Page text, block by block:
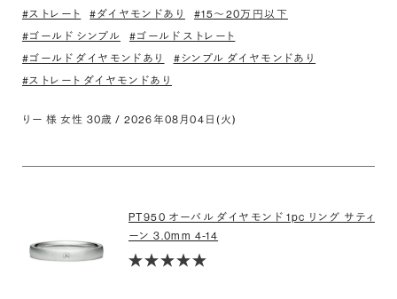
#ストレート
#ダイヤモンドあり
#15〜20万円以下
#ゴールド シンプル
#ゴールド ストレート
#ゴールド ダイヤモンドあり
#シンプル ダイヤモンドあり
#ストレート ダイヤモンドあり
りー 様 女性 30歳 / 2026年08月04日(火)
PT950 オーバル ダイヤモンド 1pc リング サティ
ーン 3.0mm 4-14